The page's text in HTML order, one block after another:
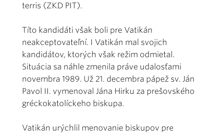
terris (ZKD PIT).
Títo kandidáti však boli pre Vatikán
neakceptovateľní. I Vatikán mal svojich
kandidátov, ktorých však režim odmietal.
Situácia sa náhle zmenila práve udalosťami
novembra 1989. Už 21. decembra pápež sv. Ján
Pavol II. vymenoval Jána Hirku za prešovského
gréckokatolíckeho biskupa.
Vatikán urýchlil menovanie biskupov pre